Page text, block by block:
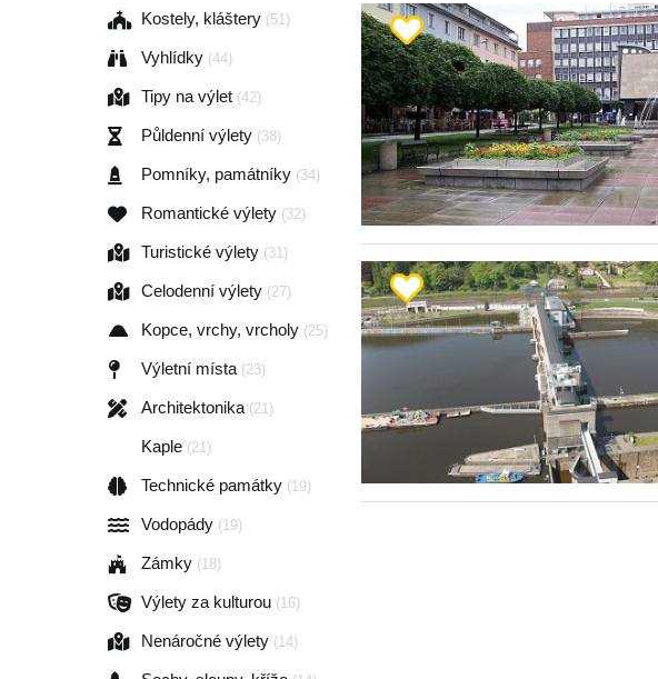
Kostely, kláštery (51)
Vyhlídky (44)
Tipy na výlet (42)
Půldenní výlety (38)
Pomníky, památníky (34)
Romantické výlety (32)
Turistické výlety (31)
Celodenní výlety (27)
Kopce, vrchy, vrcholy (25)
Výletní místa (23)
Architektonika (21)
Kaple (21)
Technické památky (19)
Vodopády (19)
Zámky (18)
Výlety za kulturou (16)
Nenáročné výlety (14)